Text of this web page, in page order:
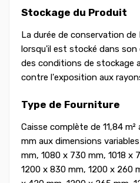
Stockage du Produit
La durée de conservation
lorsqu'il est stocké dans son
des conditions de stockage
contre l'exposition aux
Type de Fourniture
Caisse complète de 11,84
mm aux dimensions
mm, 1080 x 730 mm, 1018 x
1200 x 830 mm, 1200 x 260